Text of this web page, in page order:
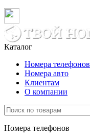
Каталог
Номера телефонов
Номера авто
Клиентам
О компании
Номера телефонов